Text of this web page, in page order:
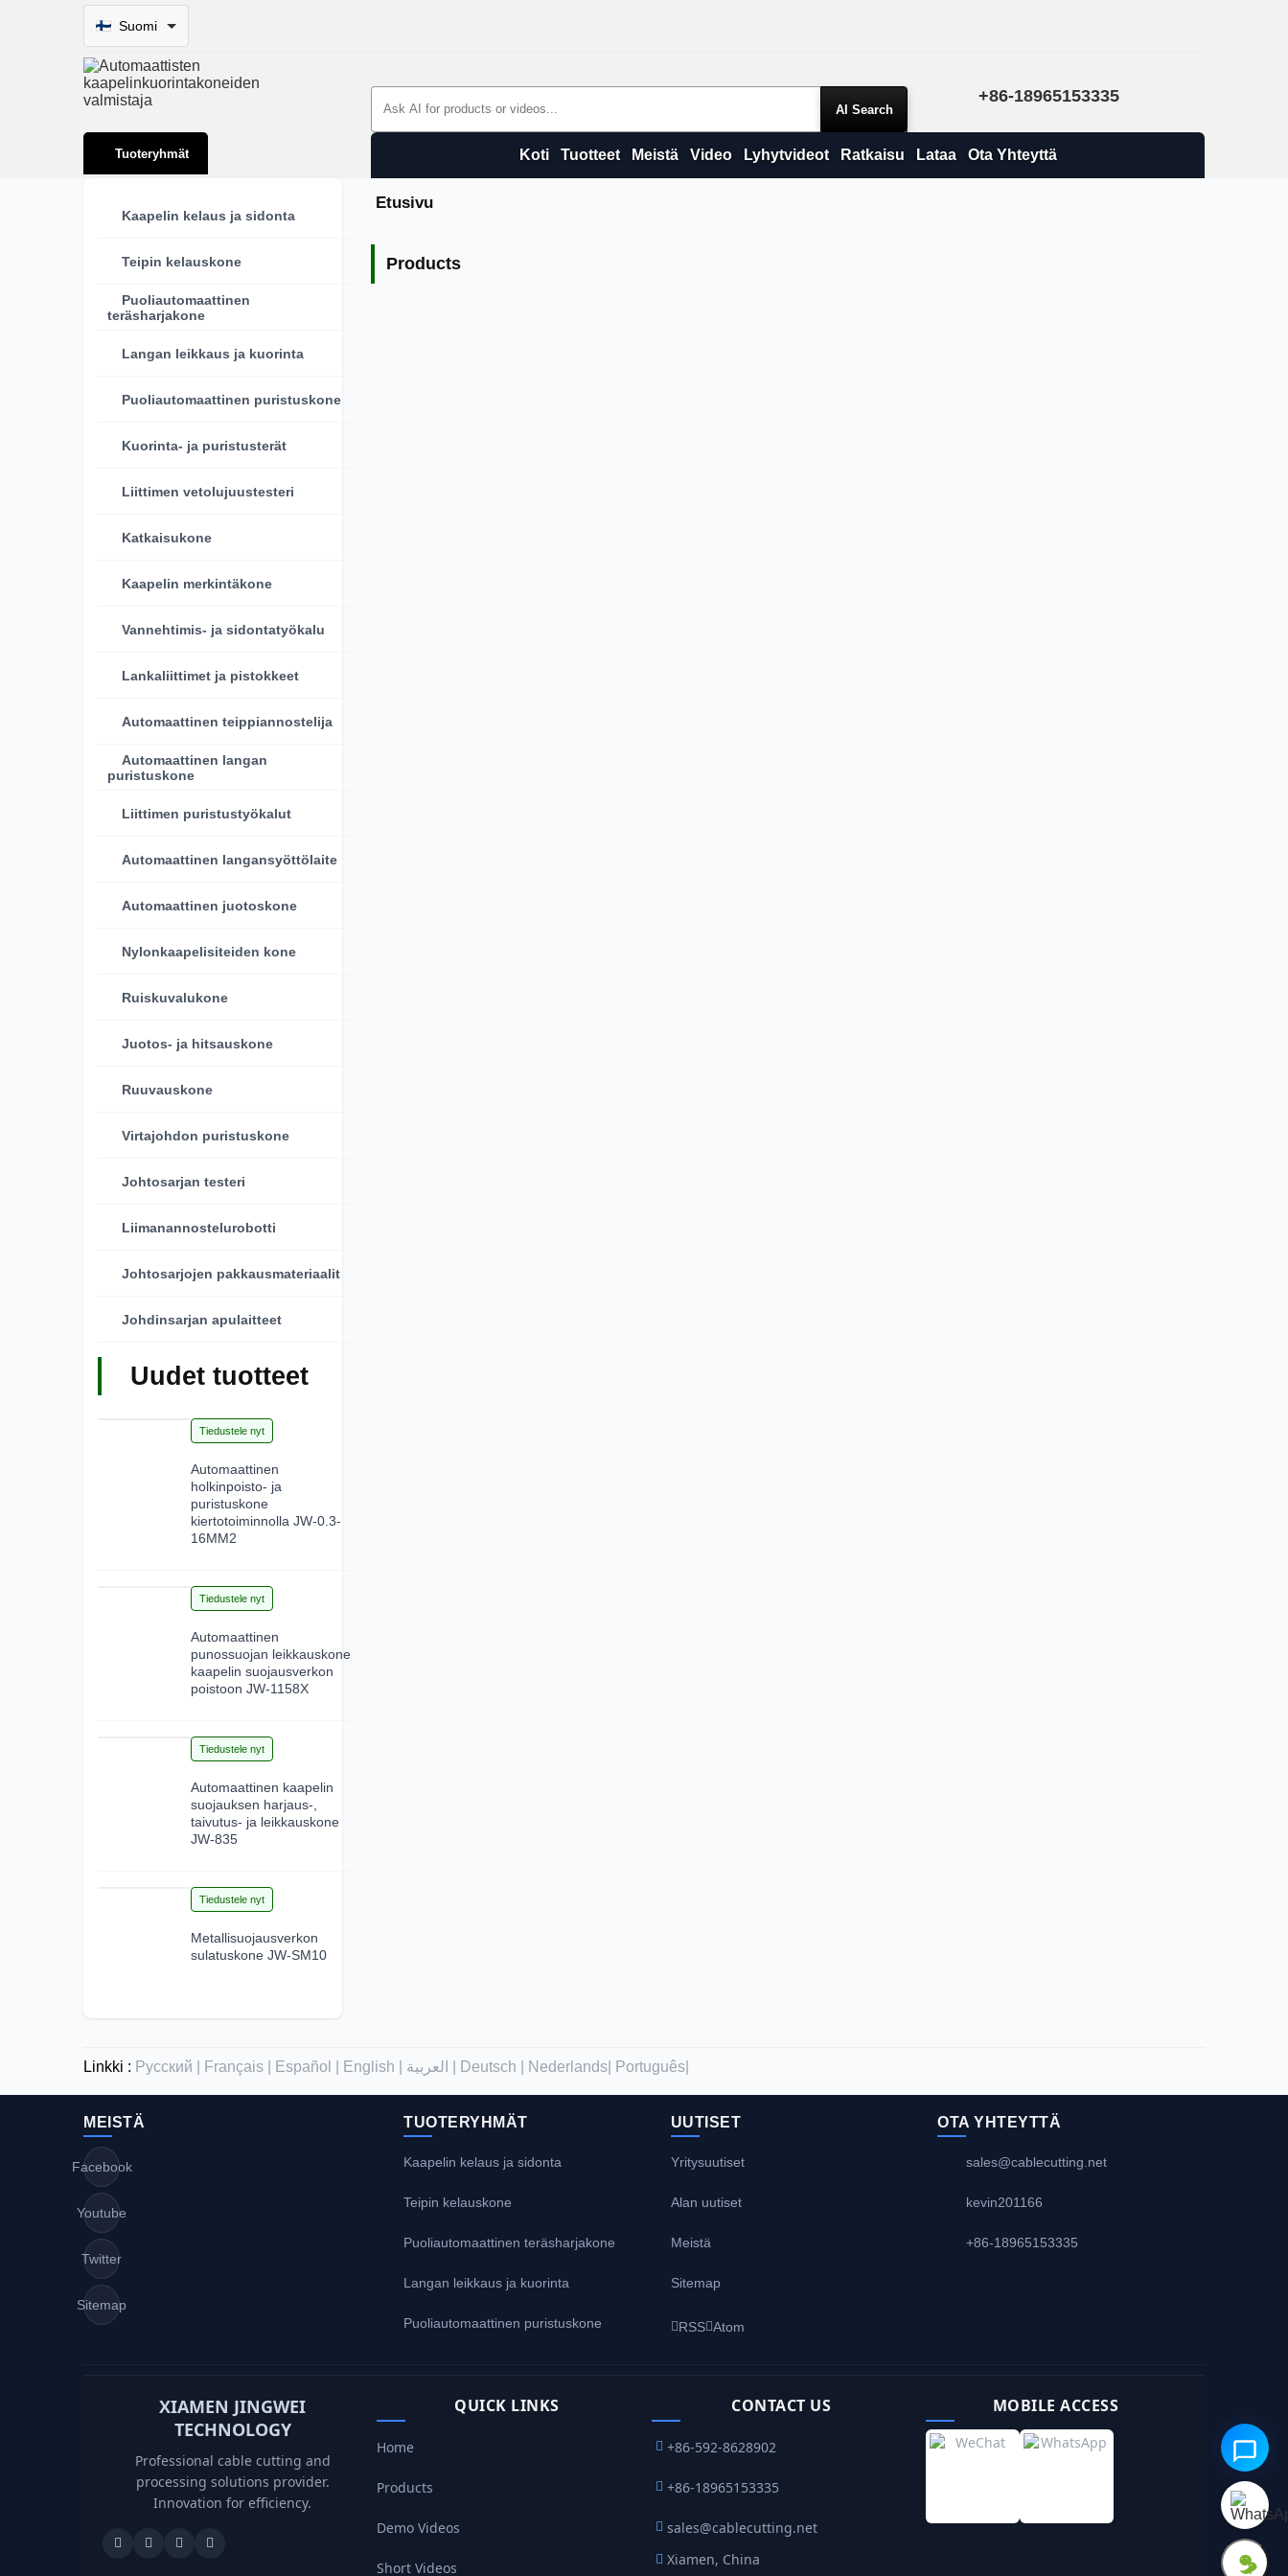
Suomi
Search Products +86-18965153335
Tuoteryhmät Koti Tuotteet Meistä Video Lyhytvideot Ratkaisu Lataa Ota Yhteyttä
Kaapelin kelaus ja sidonta
Teipin kelauskone
Puoliautomaattinen
teräsharjakone
Langan leikkaus ja kuorinta
Puoliautomaattinen puristuskone
Kuorinta- ja puristusterät
Liittimen vetolujuustesteri
Katkaisukone
Kaapelin merkintäkone
Vannehtimis- ja sidontatyökalu
Lankaliittimet ja pistokkeet
Automaattinen teippiannostelija
Automaattinen langan
puristuskone
Liittimen puristustyökalut
Automaattinen langansyöttölaite
Automaattinen juotoskone
Nylonkaapelisiteiden kone
Ruiskuvalukone
Juotos- ja hitsauskone
Ruuvauskone
Virtajohdon puristuskone
Johtosarjan testeri
Liimanannostelurobotti
Johtosarjojen pakkausmateriaalit
Johdinsarjan apulaitteet
Uudet tuotteet
Tiedustele nyt
Automaattinen
holkinpoisto- ja
puristuskone
kiertotoiminnolla JW-0.3-
16MM2
Tiedustele nyt
Automaattinen
punossuojan leikkauskone
kaapelin suojausverkon
poistoon JW-1158X
Tiedustele nyt
Automaattinen kaapelin
suojauksen harjaus-,
taivutus- ja leikkauskone
JW-835
Tiedustele nyt
Metallisuojausverkon
sulatuskone JW-SM10
Etusivu
Products
Linkki : Русский | Français | Español | English | Deutsch | Nederlands| Português|
MEISTÄ
Facebook
Youtube
Twitter
Sitemap
TUOTERYHMÄT
Kaapelin kelaus ja sidonta
Teipin kelauskone
Puoliautomaattinen teräsharjakone
Langan leikkaus ja kuorinta
Puoliautomaattinen puristuskone
UUTISET
Yritysuutiset
Alan uutiset
Meistä
Sitemap
RSS Atom
OTA YHTEYTTÄ
sales@cablecutting.net
kevin201166
+86-18965153335
XIAMEN JINGWEI
TECHNOLOGY
Professional cable cutting and
processing solutions provider.
Innovation for efficiency.
QUICK LINKS
Home
Products
Demo Videos
Short Videos
CONTACT US
+86-592-8628902
+86-18965153335
sales@cablecutting.net
Xiamen, China
MOBILE ACCESS